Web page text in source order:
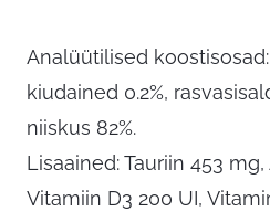
Analüütilised
kiudained 0.2%,
niiskus 82%.
Lisaained: Tauriin 453
Vitamiin D3 200 UI,